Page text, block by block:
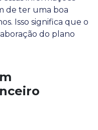
de ter uma boa
Isso significa que o
do plano